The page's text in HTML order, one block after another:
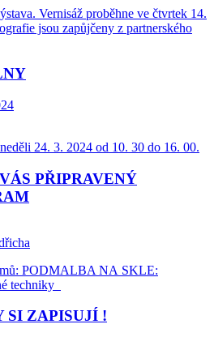
Vernisáž proběhne ve čtvrtek 14.
jsou zapůjčeny z partnerského
24. 3. 2024 od 10. 30 do 16. 00.
PŘIPRAVENÝ
PODMALBA NA SKLE:
techniky
SI ZAPISUJÍ !